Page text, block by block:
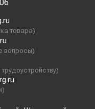
товара)
вопросы)